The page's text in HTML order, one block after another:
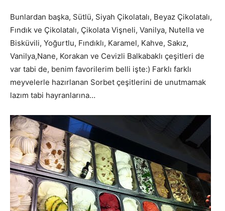
Bunlardan başka, Sütlü, Siyah Çikolatalı, Beyaz Çikolatalı,
Fındık ve Çikolatalı, Çikolata Vişneli, Vanilya, Nutella ve
Bisküvili, Yoğurtlu, Fındıklı, Karamel, Kahve, Sakız,
Vanilya,Nane, Korakan ve Cevizli Balkabaklı çeşitleri de
var tabi de, benim favorilerim belli işte:) Farklı farklı
meyvelerle hazırlanan Sorbet çeşitlerini de unutmamak
lazım tabi hayranlarına…